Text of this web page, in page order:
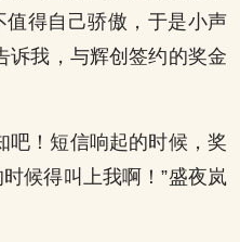
得自己骄傲，于是小声
诉我，与辉创签约的奖金
吧！短信响起的时候，奖
候得叫上我啊！”盛夜岚